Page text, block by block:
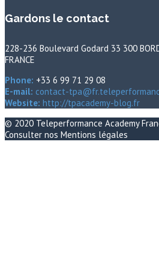
Gardons le contact
228-236 Boulevard Godard 33 300
FRANCE
Phone: +33 6 99 71 29 08
E-mail: contact-
Website: http://tpacademy-blog.fr
© 2020 Teleperformance Academy
Consulter nos Mentions légales